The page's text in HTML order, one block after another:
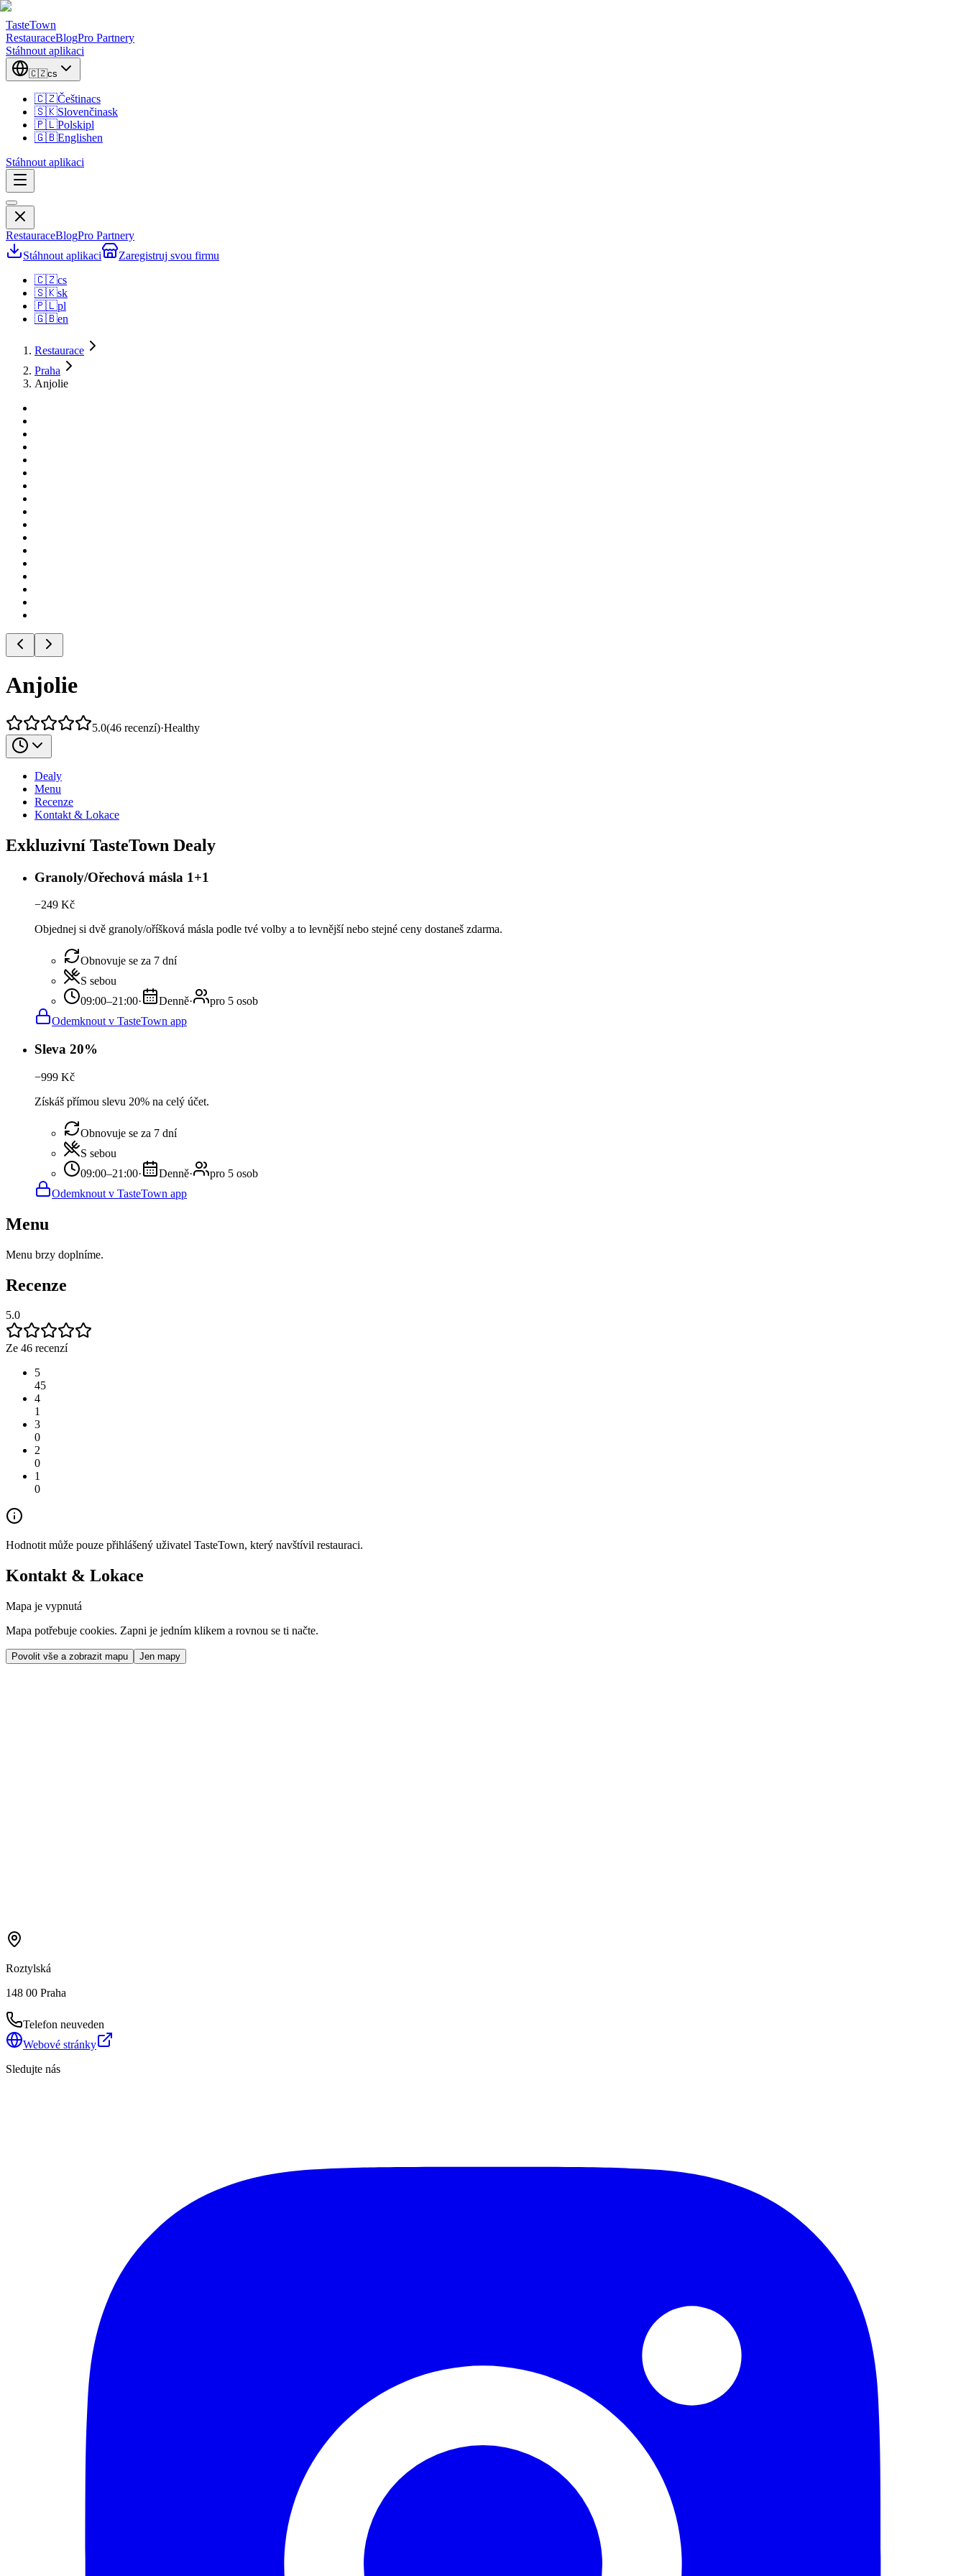
TasteTown
RestauraceBlogPro Partnery
Stáhnout aplikaci
🇨🇿cs
🇨🇿Češtinacs
🇸🇰Slovenčinask
🇵🇱Polskipl
🇬🇧Englishen
Stáhnout aplikaci
RestauraceBlogPro Partnery
Stáhnout aplikaci
Zaregistruj svou firmu
🇨🇿cs
🇸🇰sk
🇵🇱pl
🇬🇧en
Restaurace
Praha
Anjolie
Anjolie
5.0(46 recenzí)·Healthy
Dealy
Menu
Recenze
Kontakt & Lokace
Exkluzivní TasteTown Dealy
Granoly/Ořechová másla 1+1
−249 Kč
Objednej si dvě granoly/oříšková másla podle tvé volby a to levnější nebo stejné ceny dostaneš zdarma.
Obnovuje se za 7 dní
S sebou
09:00–21:00· Denně·
pro 5 osob
Odemknout v TasteTown app
Sleva 20%
−999 Kč
Získáš přímou slevu 20% na celý účet.
Obnovuje se za 7 dní
S sebou
09:00–21:00· Denně·
pro 5 osob
Odemknout v TasteTown app
Menu
Menu brzy doplníme.
Recenze
5.0
Ze 46 recenzí
5
45
4
1
3
0
2
0
1
0
Hodnotit může pouze přihlášený uživatel TasteTown, který navštívil restauraci.
Kontakt & Lokace
Mapa je vypnutá
Mapa potřebuje cookies. Zapni je jedním klikem a rovnou se ti načte.
Povolit vše a zobrazit mapu Jen mapy
Roztylská
148 00 Praha
Telefon neuveden
Webové stránky
Sledujte nás